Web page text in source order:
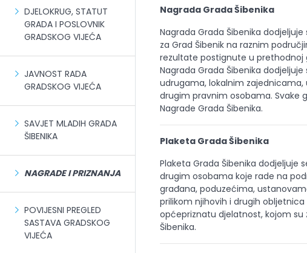
DJELOKRUG, STATUT
GRADA I POSLOVNIK
GRADSKOG VIJEĆA
JAVNOST RADA
GRADSKOG VIJEĆA
SAVJET MLADIH GRADA
ŠIBENIKA
NAGRADE I PRIZNANJA
POVIJESNI PREGLED
SASTAVA GRADSKOG
VIJEĆA
Nagrada Grada Šibenika
Nagrada Grada Šibenika
za Grad Šibenik na raznim
rezultate postignute u prethodnoj
Nagrada Grada Šibenika
udrugama, lokalnim
drugim pravnim osobama. Svake
Nagrade Grada Šibenika.
Plaketa Grada Šibenika
Plaketa Grada Šibenika dodjeljuje
drugim osobama koje rade na
građana, poduzećima,
prilikom njihovih i drugih
općepriznatu djelatnost, kojom su
Šibenika.